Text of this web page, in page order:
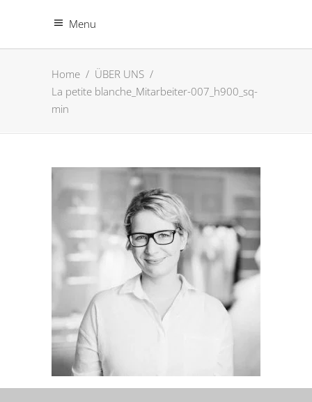
Menu
Home / ÜBER UNS /
La petite blanche_Mitarbeiter-007_h900_sq-
min